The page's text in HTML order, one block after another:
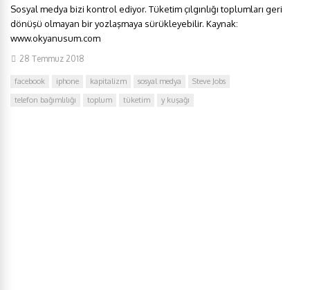
Sosyal medya bizi kontrol ediyor. Tüketim çılgınlığı toplumları geri
dönüşü olmayan bir yozlaşmaya sürükleyebilir. Kaynak:
www.okyanusum.com
28 Temmuz 2018
facebook iphone kapitalizm sosyal medya
Steve Jobs
telefon bağımlılığı
toplum tüketim y kuşağı